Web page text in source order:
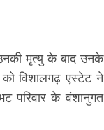
मृत्यु के बाद उनके
विशालगढ़ एस्टेट ने
परिवार के वंशानुगत